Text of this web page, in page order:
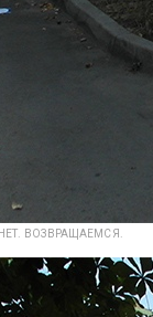
ВОЗВРАЩАЕМСЯ.